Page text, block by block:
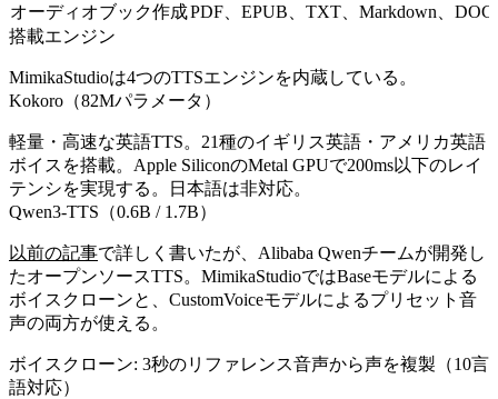
オーディオブック作成PDF、EPUB、TXT、Markdown、
搭載エンジン
MimikaStudioは4つのTTSエンジンを内蔵している。
Kokoro（82Mパラメータ）
軽量・高速な英語TTS。21種のイギリス英語・アメリカ英語
ボイスを搭載。Apple SiliconのMetal GPUで200ms以下のレイ
テンシを実現する。日本語は非対応。
Qwen3-TTS（0.6B / 1.7B）
以前の記事で詳しく書いたが、Alibaba Qwenチームが開発し
たオープンソースTTS。MimikaStudioではBaseモデルによる
ボイスクローンと、CustomVoiceモデルによるプリセット音
声の両方が使える。
ボイスクローン: 3秒のリファレンス音声から声を複製（10言
語対応）